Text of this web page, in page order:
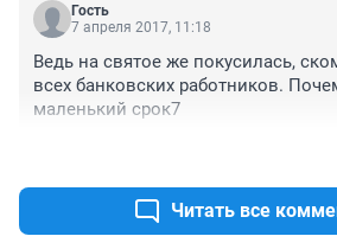
Гость
7 апреля 2017, 11:18
Ведь на святое же покусилась,
всех банковских работников.
маленький срок7
Читать все